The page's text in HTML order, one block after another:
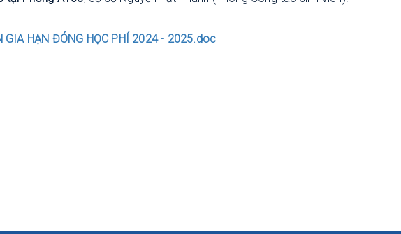
GIA HẠN ĐÓNG HỌC PHÍ 2024 - 2025.doc